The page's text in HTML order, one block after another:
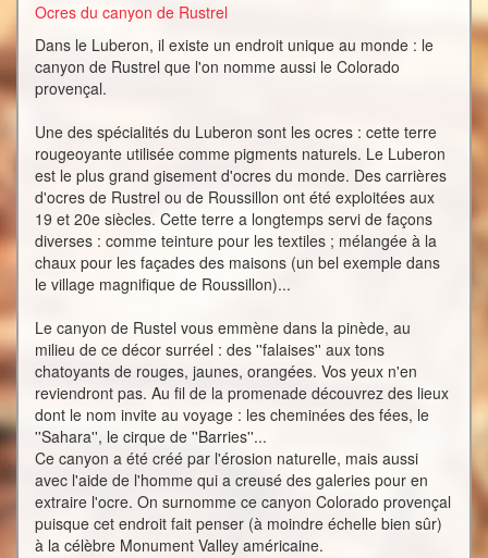
Ocres du canyon de Rustrel
Dans le Luberon, il existe un endroit unique au monde : le
canyon de Rustrel que l'on nomme aussi le Colorado
provençal.
Une des spécialités du Luberon sont les ocres : cette terre
rougeoyante utilisée comme pigments naturels. Le Luberon
est le plus grand gisement d'ocres du monde. Des carrières
d'ocres de Rustrel ou de Roussillon ont été exploitées aux
19 et 20e siècles. Cette terre a longtemps servi de façons
diverses : comme teinture pour les textiles ; mélangée à la
chaux pour les façades des maisons (un bel exemple dans
le village magnifique de Roussillon)...
Le canyon de Rustel vous emmène dans la pinède, au
milieu de ce décor surréel : des ''falaises'' aux tons
chatoyants de rouges, jaunes, orangées. Vos yeux n'en
reviendront pas. Au fil de la promenade découvrez des lieux
dont le nom invite au voyage : les cheminées des fées, le
''Sahara'', le cirque de ''Barries''...
Ce canyon a été créé par l'érosion naturelle, mais aussi
avec l'aide de l'homme qui a creusé des galeries pour en
extraire l'ocre. On surnomme ce canyon Colorado provençal
puisque cet endroit fait penser (à moindre échelle bien sûr)
à la célèbre Monument Valley américaine.